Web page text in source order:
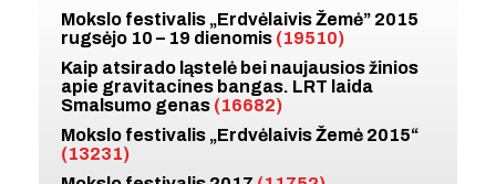
Mokslo festivalis „Erdvėlaivis Žemė” 2015
rugsėjo 10 – 19 dienomis (19510)
Kaip atsirado ląstelė bei naujausios žinios
apie gravitacines bangas. LRT laida
Smalsumo genas (16682)
Mokslo festivalis „Erdvėlaivis Žemė 2015“
(13231)